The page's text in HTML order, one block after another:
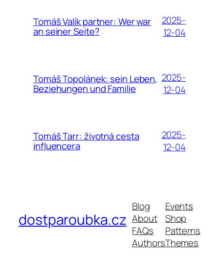
Tomáš Valík partner: Wer war
an seiner Seite?
2025-
12-04
Tomáš Topolánek: sein Leben,
Beziehungen und Familie
2025-
12-04
Tomáš Tarr: životná cesta
influencera
2025-
12-04
dostparoubka.cz
Blog
About
FAQs
Authors
Events
Shop
Patterns
Themes